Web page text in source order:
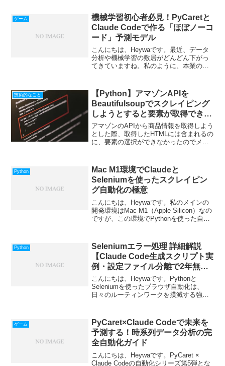
ゲーム
機械学習初心者必見！PyCaretと
Claude Codeで作る「ほぼノーコ
ード」予測モデル
こんにちは、Heywaです。最近、データ
分析や機械学習の敷居がどんどん下がっ
てきていますね。私のように、本業の傍
人間にとって、時間は何よりも貴重なリ
ソースです。「機械学...
技術的なこと
【Python】アマゾンAPIを
Beautifulsoupでスクレイピング
しようとすると要素が取得できな
い
アマゾンのAPIから商品情報を取得しよう
とした際、取得したHTMLには含まれるの
に、要素の選択ができなかったのでメ
示している場合も疑ったほうがいい。）
結...
Python
Mac M1環境でClaudeと
Seleniumを使ったスクレイピン
グ自動化の極意
こんにちは、Heywaです。私のメインの
開発環境はMac M1（Apple Silicon）なの
ですが、この環境でPythonを使った自動
Mac M1環境において、Cl...
Python
Seleniumエラー処理 詳細解説
【Claude Code生成スクリプト実
例・設定ファイル分離で2年無停
止運用】
こんにちは、Heywaです。Pythonと
Seleniumを使ったブラウザ自動化は、
日々のルーティンワークを撲滅する強力
「予期せぬエラーによるスクリプトの停
止」です。要...
ゲーム
PyCaret×Claude Codeで未来を
予測する！時系列データ分析の完
全自動化ガイド
こんにちは、Heywaです。PyCaret ×
Claude Codeの自動化シリーズ第5弾とな